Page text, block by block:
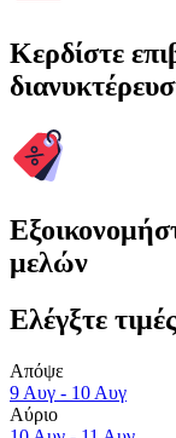
Κερδίστε
μελών
Ελέγξτε
Απόψε
9 Αυγ - 10 Αυγ
Αύριο